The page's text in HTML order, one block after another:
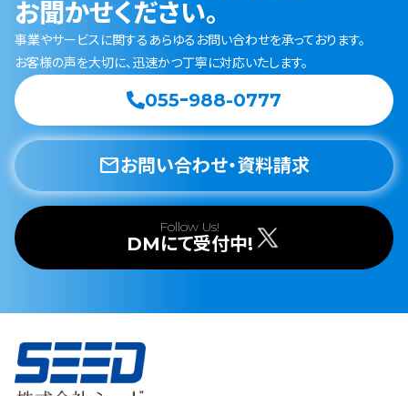
お聞かせください。
事業やサービスに関するあらゆるお問い合わせを承っております。
お客様の声を大切に、迅速かつ丁寧に対応いたします。
055ｰ988-0777
mailお問い合わせ・資料請求
Follow Us!
DMにて受付中!